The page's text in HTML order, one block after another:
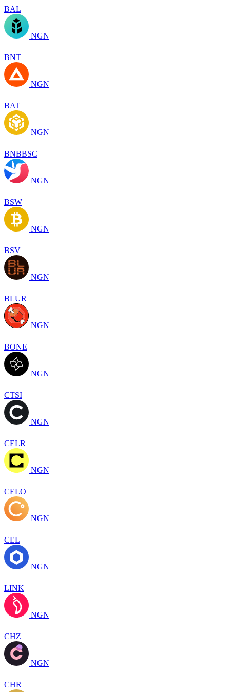
BAL
NGN
BNT
NGN
BAT
NGN
BNBBSC
NGN
BSW
NGN
BSV
NGN
BLUR
NGN
BONE
NGN
CTSI
NGN
CELR
NGN
CELO
NGN
CEL
NGN
LINK
NGN
CHZ
NGN
CHR